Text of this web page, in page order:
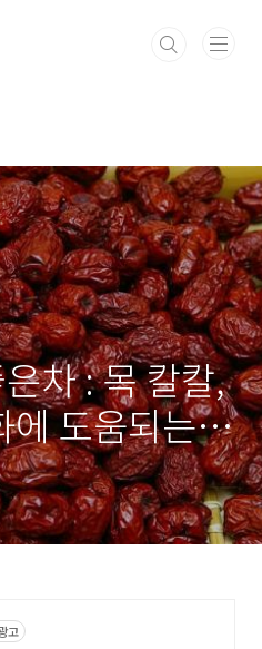
차 : 목 칼칼,
에 도움되는
고